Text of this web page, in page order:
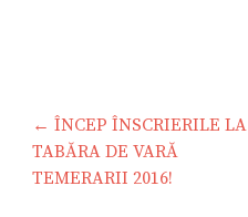
Navigare
în
articole
← ÎNCEP ÎNSCRIERILE LA
TABĂRA DE VARĂ
TEMERARII 2016!